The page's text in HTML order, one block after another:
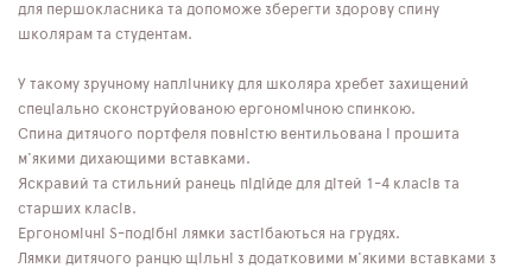
для першокласника та допоможе зберегти здорову спину
школярам та студентам.
У такому зручному наплічнику для школяра хребет захищений
спеціально сконструйованою ергономічною спинкою.
Спина дитячого портфеля повністю вентильована і прошита
м'якими дихающими вставками.
Яскравий та стильний ранець підійде для дітей 1-4 класів та
старших класів.
Ергономічні S-подібні лямки застібаються на грудях.
Лямки дитячого ранцю щільні з додатковими м'якими вставками з